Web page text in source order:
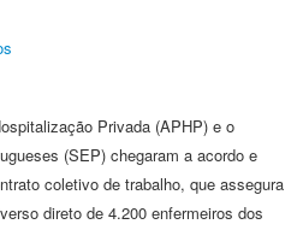
Privada (APHP) e o
(SEP) chegaram a acordo e
coletivo de trabalho, que assegura
direto de 4.200 enfermeiros dos